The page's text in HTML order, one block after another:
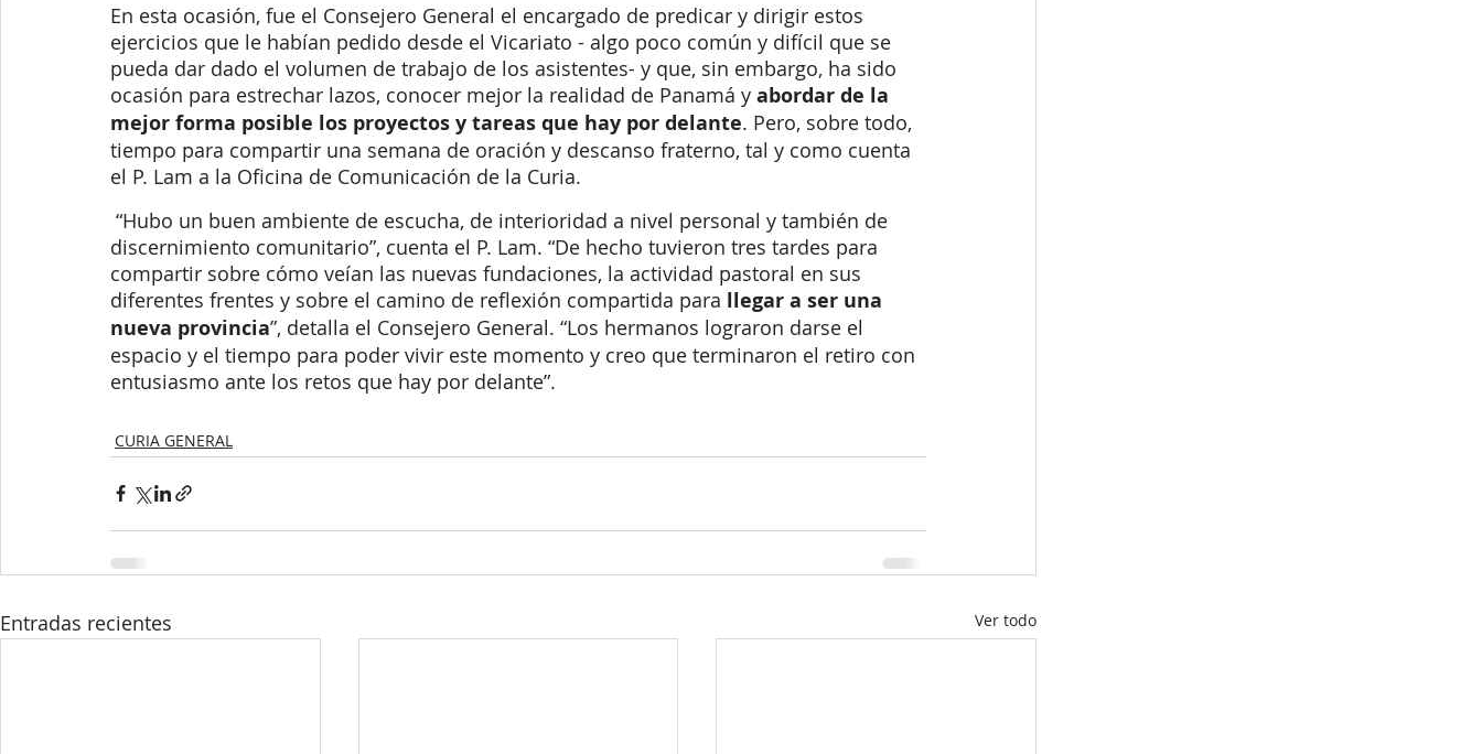
En esta ocasión, fue el Consejero General el encargado de predicar y dirigir estos
ejercicios que le habían pedido desde el Vicariato - algo poco común y difícil que se
pueda dar dado el volumen de trabajo de los asistentes- y que, sin embargo, ha sido
ocasión para estrechar lazos, conocer mejor la realidad de Panamá y abordar de la
mejor forma posible los proyectos y tareas que hay por delante. Pero, sobre todo,
tiempo para compartir una semana de oración y descanso fraterno, tal y como cuenta
el P. Lam a la Oficina de Comunicación de la Curia.
discernimiento comunitario”, cuenta el P. Lam. “De hecho tuvieron tres tardes para
compartir sobre cómo veían las nuevas fundaciones, la actividad pastoral en sus
diferentes frentes y sobre el camino de reflexión compartida para llegar a ser una
nueva provincia”, detalla el Consejero General. “Los hermanos lograron darse el
espacio y el tiempo para poder vivir este momento y creo que terminaron el retiro con
entusiasmo ante los retos que hay por delante”.
CURIA GENERAL
Entradas recientes Ver todo